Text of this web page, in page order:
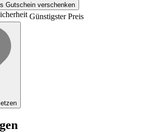
Gutschein verschenken
Günstigster Preis